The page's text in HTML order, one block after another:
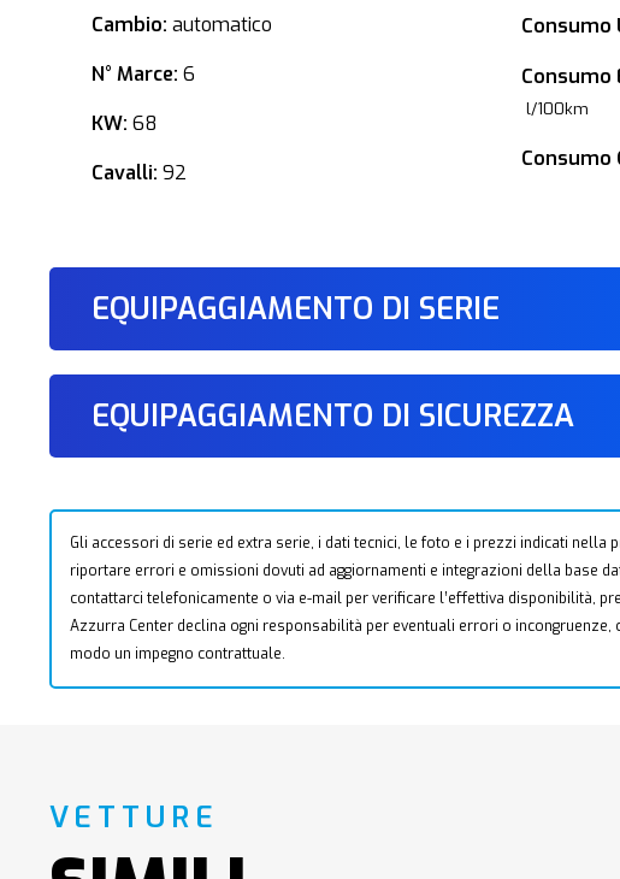
Cambio: automatico
N° Marce: 6
KW: 68
Cavalli: 92
Consumo
Consumo
l/100km
Consumo
EQUIPAGGIAMENTO DI SERIE
EQUIPAGGIAMENTO DI SICUREZZA
Gli accessori di serie ed extra serie, i dati tecnici, le foto e i prezzi indicati nella
riportare errori e omissioni dovuti ad aggiornamenti e integrazioni della base
contattarci telefonicamente o via e-mail per verificare l’effettiva disponibilità,
Azzurra Center declina ogni responsabilità per eventuali errori o incongruenze,
modo un impegno contrattuale.
VETTURE